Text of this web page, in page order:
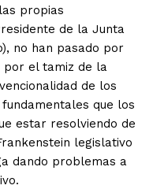
propias
de la Junta
no han pasado por
por el tamiz de la
de los
que los
estar resolviendo de
legislativo
dando problemas a